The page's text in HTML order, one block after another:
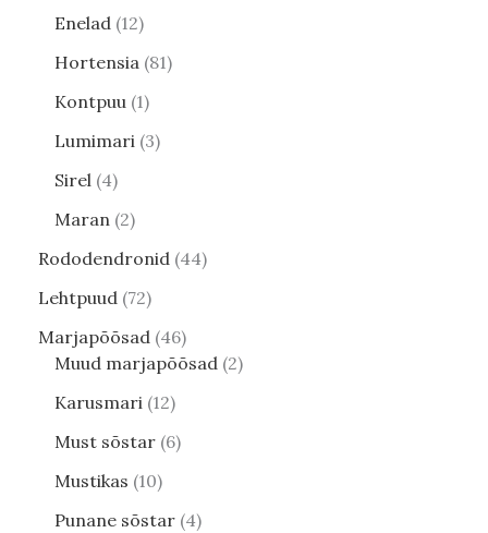
Enelad 12
Hortensia 81
Kontpuu 1
Lumimari 3
Sirel 4
Maran 2
Rododendronid 44
Lehtpuud 72
Marjapõõsad 46
Muud marjapõõsad 2
Karusmari 12
Must sõstar 6
Mustikas 10
Punane sõstar 4